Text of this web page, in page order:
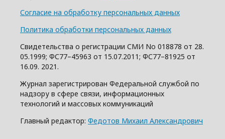
Согласие на обработку персональных данных
Политика обработки персональных данных
Свидетельства о регистрации СМИ No 018878 от 28.
05.1999; ФС77–45963 от 15.07.2011; ФС77–81925 от
16.09. 2021.
Журнал зарегистрирован Федеральной службой по
надзору в сфере связи, информационных
технологий и массовых коммуникаций
Главный редактор: Федотов Михаил Александрович